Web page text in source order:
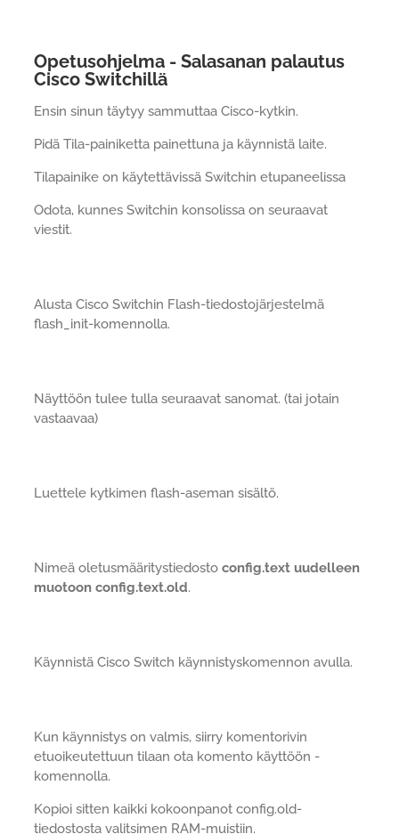
Opetusohjelma - Salasanan palautus
Cisco Switchillä
Ensin sinun täytyy sammuttaa Cisco-kytkin.
Pidä Tila-painiketta painettuna ja käynnistä laite.
Tilapainike on käytettävissä Switchin etupaneelissa
Odota, kunnes Switchin konsolissa on seuraavat
viestit.
Alusta Cisco Switchin Flash-tiedostojärjestelmä
flash_init-komennolla.
Näyttöön tulee tulla seuraavat sanomat. (tai jotain
vastaavaa)
Luettele kytkimen flash-aseman sisältö.
Nimeä oletusmääritystiedosto config.text uudelleen
muotoon config.text.old.
Käynnistä Cisco Switch käynnistyskomennon avulla.
Kun käynnistys on valmis, siirry komentorivin
etuoikeutettuun tilaan ota komento käyttöön -
komennolla.
Kopioi sitten kaikki kokoonpanot config.old-
tiedostosta valitsimen RAM-muistiin.